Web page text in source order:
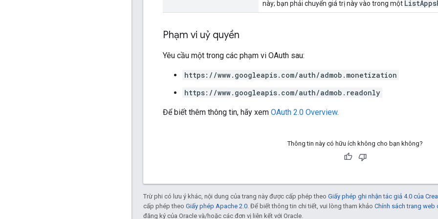
này; bạn phải chuyển giá trị này vào trong một
Phạm vi uỷ quyền
Yêu cầu một trong các phạm vi OAuth sau:
https://www.googleapis.com/auth/admob.monetization
https://www.googleapis.com/auth/admob.readonly
Để biết thêm thông tin, hãy xem OAuth 2.0 Overview.
Thông tin này có hữu ích không cho bạn không?
Trừ phi có lưu ý khác, nội dung của trang này được cấp phép theo Giấy phép ghi nhận tác giả 4.0 của
cấp phép theo Giấy phép Apache 2.0 . Để biết thông tin chi tiết, vui lòng tham khảo Chính sách trang web
đăng ký của Oracle và/hoặc các đơn vị liên kết với Oracle.